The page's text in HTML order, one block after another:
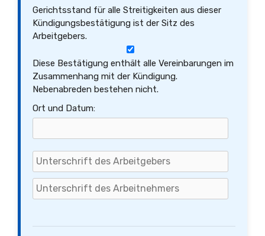
Gerichtsstand für alle Streitigkeiten aus dieser
Kündigungsbestätigung ist der Sitz des
Arbeitgebers.
Diese Bestätigung enthält alle Vereinbarungen im
Zusammenhang mit der Kündigung.
Nebenabreden bestehen nicht.
Ort und Datum: